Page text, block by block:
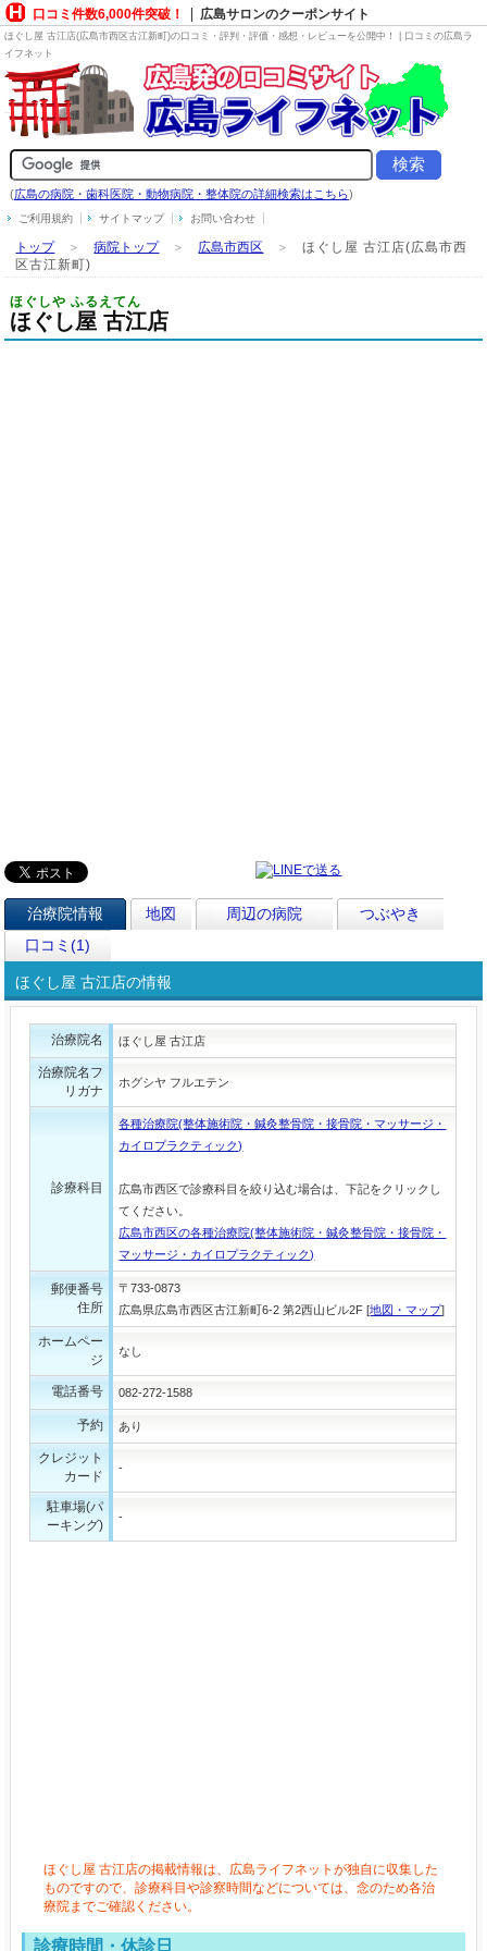
口コミ件数6,000件突破！ 広島サロンのクーポンサイト
ほぐし屋 古江店(広島市西区古江新町)の口コミ・評判・評価・感想・レビューを公開中！ | 口コミの広島ラ
イフネット
(広島の病院・歯科医院・動物病院・整体院の詳細検索はこちら)
ご利用規約 サイトマップ お問い合わせ
トップ＞病院トップ＞ 広島市西区 ＞ほぐし屋 古江店(広島市西
区古江新町)
ほぐしや ふるえてん
ほぐし屋 古江店
治療院情報 地図 周辺の病院
つぶやき
口コミ(1)
ほぐし屋 古江店の情報
治療院名 ほぐし屋 古江店
治療院名フ
リガナ
ホグシヤ フルエテン
診療科目
各種治療院(整体施術院・鍼灸整骨院・接骨院・マッサージ・
カイロプラクティック)
広島市西区で診療科目を絞り込む場合は、下記をクリックし
てください。
広島市西区の各種治療院(整体施術院・鍼灸整骨院・接骨院・
マッサージ・カイロプラクティック)
郵便番号
住所
〒733-0873
広島県広島市西区古江新町6-2 第2西山ビル2F [地図・マップ]
ホームペー
ジ
なし
電話番号 082-272-1588
予約 あり
クレジット
カード
-
駐車場(パ
ーキング)
-
ほぐし屋 古江店の掲載情報は、広島ライフネットが独自に収集した
ものですので、診療科目や診察時間などについては、念のため各治
療院までご確認ください。
診療時間・休診日